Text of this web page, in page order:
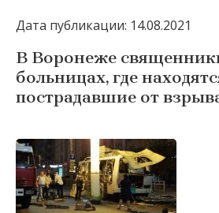
Дата публикации: 14.08.2021
В Воронеже
больницах, где
пострадавшие от